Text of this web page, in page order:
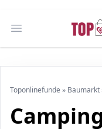
Open main menu
Toponlinefunde » Baumarkt